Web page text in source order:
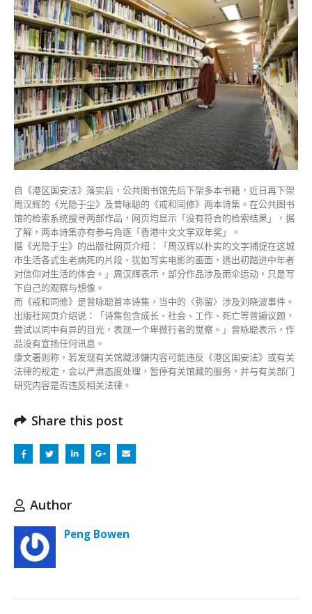
违
国
安
法
遭
下
架
康
文
署
图
书
暂
停
馆
藏〉
中
自《港区国安法》落实后，公共图书馆先后下架多本书籍，近日再下架
周汉辉的《光隐于尘》及曾咏聪的《戒和同修》两本诗集。在公共图书
馆的检索系统搜寻两部作品，网页均显示「没有符合的检索结果」，据
了解，两本诗集亦有参与角逐「香港中文文学双年奖」。
据《光隐于尘》的出版社网页介绍：「周汉辉以朴实的文字捕捉在这城
市生活各式生老病死的片段、犹如写实电影的画面，透出初踏进中年者
对信仰对生活的体会。」周汉辉表示，部分作品涉及雨伞运动，只是写
下自己的观察与想像。
而《戒和同修》是曾咏聪首本诗集，当中的〈弥留〉涉及刘晓波事件。
出版社网页介绍说：「诗集包含成长、社会、工作、死亡等普遍议题，
尝试以同中有异的目光，表现一个卑微行者的觉察。」曾咏聪表示，作
品没有宣扬任何讯息。
康文署则称，若发现有关馆藏涉嫌内容可能违反《港区国安法》或有关
法律的规定，会以严肃态度处理，暂停有关馆藏的服务，并与有关部门
研究内容是否违反相关法律。
Share this post
Author
Peng Bowen